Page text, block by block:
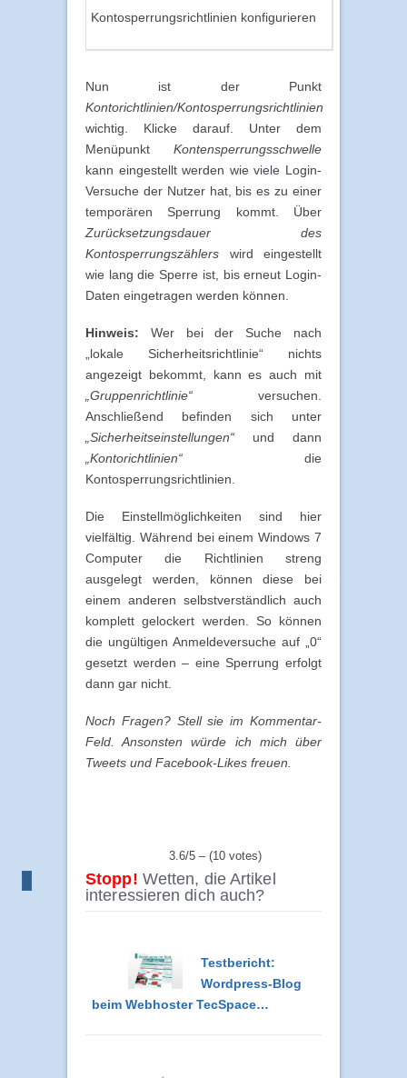
Kontosperrungsrichtlinien konfigurieren
Nun ist der Punkt
Kontorichtlinien/Kontosperrungsrichtlinien
wichtig. Klicke darauf. Unter dem
Menüpunkt Kontensperrungsschwelle
kann eingestellt werden wie viele Login-
Versuche der Nutzer hat, bis es zu einer
temporären Sperrung kommt. Über
Zurücksetzungsdauer des
Kontosperrungszählers wird eingestellt
wie lang die Sperre ist, bis erneut Login-
Daten eingetragen werden können.
Hinweis: Wer bei der Suche nach
„lokale Sicherheitsrichtlinie“ nichts
angezeigt bekommt, kann es auch mit
„Gruppenrichtlinie“ versuchen.
Anschließend befinden sich unter
„Sicherheitseinstellungen“ und dann
„Kontorichtlinien“ die
Kontosperrungsrichtlinien.
Die Einstellmöglichkeiten sind hier
vielfältig. Während bei einem Windows 7
Computer die Richtlinien streng
ausgelegt werden, können diese bei
einem anderen selbstverständlich auch
komplett gelockert werden. So können
die ungültigen Anmeldeversuche auf „0“
gesetzt werden – eine Sperrung erfolgt
dann gar nicht.
Noch Fragen? Stell sie im Kommentar-
Feld. Ansonsten würde ich mich über
Tweets und Facebook-Likes freuen.
3.6/5 – (10 votes)
Stopp! Wetten, die Artikel
interessieren dich auch?
Testbericht:
Wordpress-Blog
beim Webhoster TecSpace…